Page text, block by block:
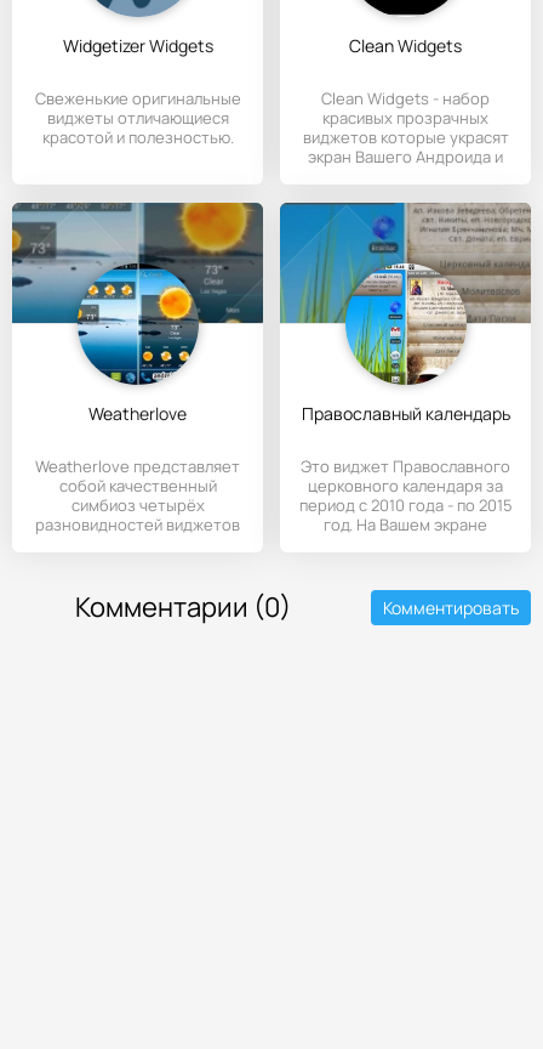
Widgetizer Widgets
Свеженькие оригинальные
виджеты отличающиеся
красотой и полезностью.
Clean Widgets
Clean Widgets - набор
красивых прозрачных
виджетов которые украсят
экран Вашего Андроида и
Weatherlove
Weatherlove представляет
собой качественный
симбиоз четырёх
разновидностей виджетов
Православный календарь
Это виджет Православного
церковного календаря за
период с 2010 года - по 2015
год. На Вашем экране
Комментарии (0) Комментировать